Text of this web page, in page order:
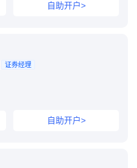
自助开户>
证券经理
自助开户>